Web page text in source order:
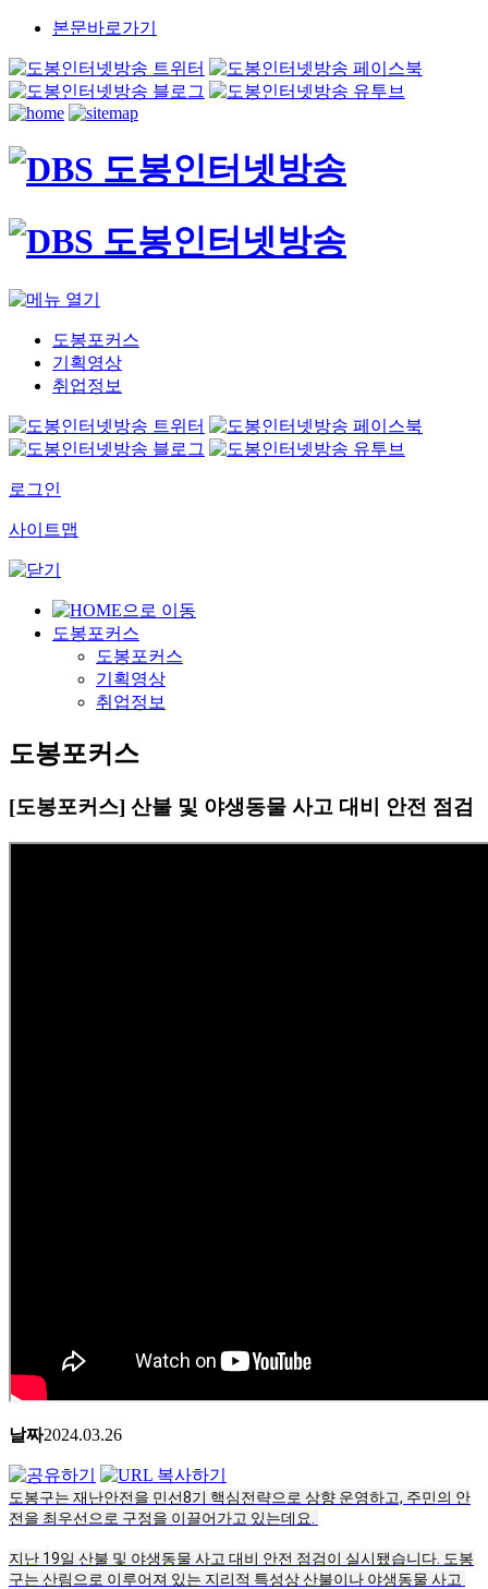
본문바로가기
도봉포커스
기획영상
취업정보
로그인
사이트맵
도봉포커스
도봉포커스
기획영상
취업정보
도봉포커스
[도봉포커스] 산불 및 야생동물 사고 대비 안전 점검
날짜2024.03.26
도봉구는 재난안전을 민선8기 핵심전략으로 상향 운영하고, 주민의 안
전을 최우선으로 구정을 이끌어가고 있는데요.
지난 19일 산불 및 야생동물 사고 대비 안전 점검이 실시됐습니다. 도봉
구는 산림으로 이루어져 있는 지리적 특성상 산불이나 야생동물 사고